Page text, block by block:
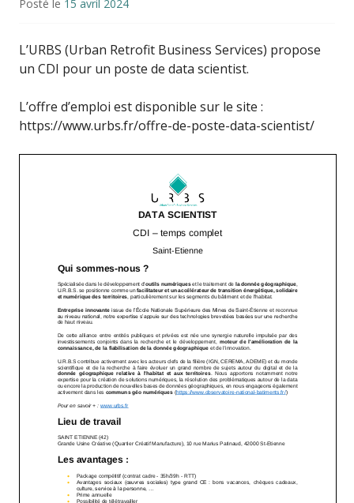
Posté le 15 avril 2024
L’URBS (Urban Retrofit Business Services) propose
un CDI pour un poste de data scientist.
L’offre d’emploi est disponible sur le site :
https://www.urbs.fr/offre-de-poste-data-scientist/